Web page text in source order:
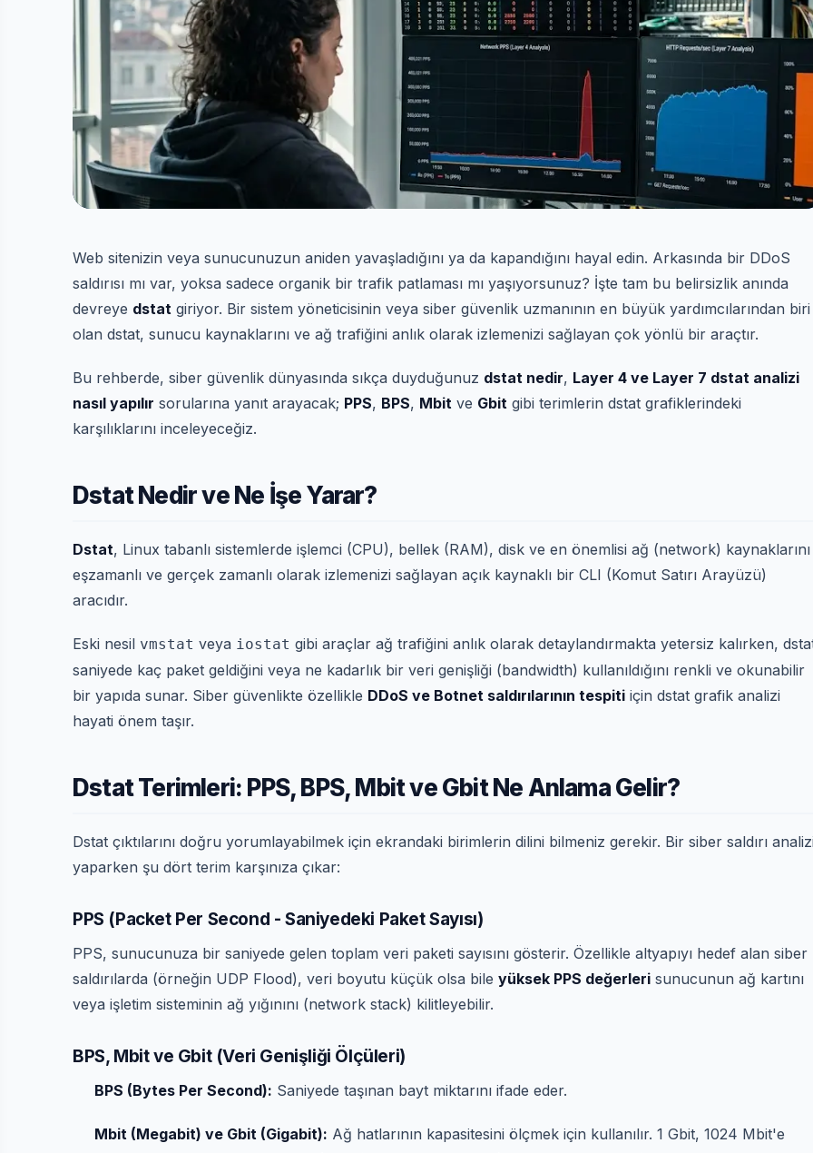
Web sitenizin veya sunucunuzun aniden yavaşladığını ya da kapandığını hayal edin. Arkasında bir DDoS
saldırısı mı var, yoksa sadece organik bir trafik patlaması mı yaşıyorsunuz? İşte tam bu belirsizlik anında
devreye dstat giriyor. Bir sistem yöneticisinin veya siber güvenlik uzmanının en büyük yardımcılarından biri
olan dstat, sunucu kaynaklarını ve ağ trafiğini anlık olarak izlemenizi sağlayan çok yönlü bir araçtır.
Bu rehberde, siber güvenlik dünyasında sıkça duyduğunuz dstat nedir, Layer 4 ve Layer 7 dstat analizi
nasıl yapılır sorularına yanıt arayacak; PPS, BPS, Mbit ve Gbit gibi terimlerin dstat grafiklerindeki
karşılıklarını inceleyeceğiz.
Dstat Nedir ve Ne İşe Yarar?
Dstat, Linux tabanlı sistemlerde işlemci (CPU), bellek (RAM), disk ve en önemlisi ağ (network) kaynaklarını
eşzamanlı ve gerçek zamanlı olarak izlemenizi sağlayan açık kaynaklı bir CLI (Komut Satırı Arayüzü)
aracıdır.
Eski nesil vmstat veya iostat gibi araçlar ağ trafiğini anlık olarak detaylandırmakta yetersiz kalırken,
saniyede kaç paket geldiğini veya ne kadarlık bir veri genişliği (bandwidth) kullanıldığını renkli ve okunabilir
bir yapıda sunar. Siber güvenlikte özellikle DDoS ve Botnet saldırılarının tespiti için dstat grafik analizi
hayati önem taşır.
Dstat Terimleri: PPS, BPS, Mbit ve Gbit Ne Anlama Gelir?
Dstat çıktılarını doğru yorumlayabilmek için ekrandaki birimlerin dilini bilmeniz gerekir. Bir siber saldırı
yaparken şu dört terim karşınıza çıkar:
PPS (Packet Per Second - Saniyedeki Paket Sayısı)
PPS, sunucunuza bir saniyede gelen toplam veri paketi sayısını gösterir. Özellikle altyapıyı hedef alan siber
saldırılarda (örneğin UDP Flood), veri boyutu küçük olsa bile yüksek PPS değerleri sunucunun ağ kartını
veya işletim sisteminin ağ yığınını (network stack) kilitleyebilir.
BPS, Mbit ve Gbit (Veri Genişliği Ölçüleri)
BPS (Bytes Per Second): Saniyede taşınan bayt miktarını ifade eder.
Mbit (Megabit) ve Gbit (Gigabit): Ağ hatlarının kapasitesini ölçmek için kullanılır. 1 Gbit, 1024 Mbit'e